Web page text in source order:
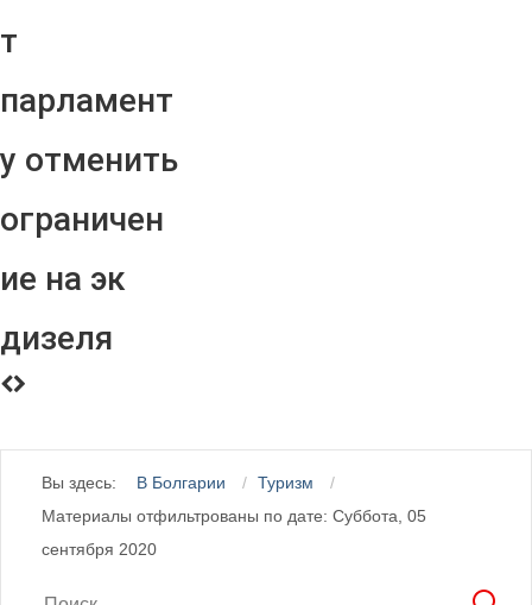
т
парламент
у отменить
ограничен
ие на эк
дизеля
Вы здесь: В Болгарии
Туризм
Материалы отфильтрованы по дате: Суббота, 05
сентября 2020